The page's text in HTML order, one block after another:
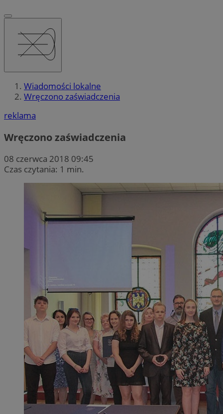
Wiadomości lokalne
Wręczono zaświadczenia
reklama
Wręczono zaświadczenia
08 czerwca 2018 09:45
Czas czytania: 1 min.